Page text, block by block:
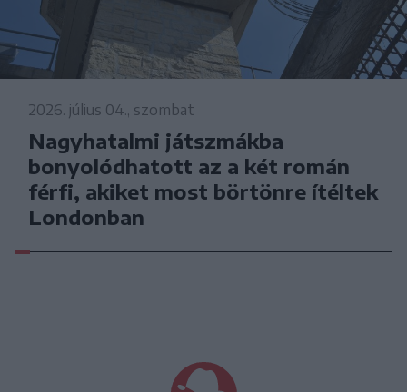
2026. július 04., szombat
Nagyhatalmi játszmákba
bonyolódhatott az a két román
férfi, akiket most börtönre ítéltek
Londonban